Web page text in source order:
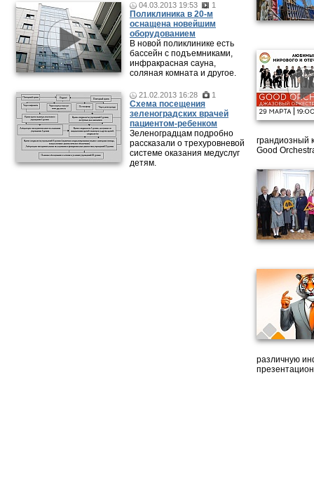
04.03.2013 19:53 1
Поликлиника в 20-м
оснащена новейшим
оборудованием
В новой поликлинике есть
бассейн с подъемниками,
инфракрасная сауна,
соляная комната и другое.
21.02.2013 16:28 1
Схема посещения
зеленоградских врачей
пациентом-ребенком
Зеленоградцам подробно
рассказали о трехуровневой
системе оказания медуслуг
детям.
грандиозный
Good
различную